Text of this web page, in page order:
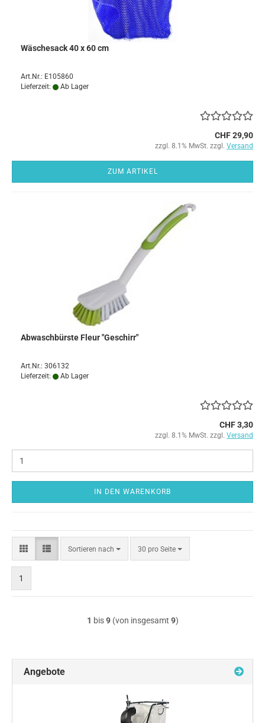
Wäschesack 40 x 60 cm
Art.Nr.: E105860
Lieferzeit:
Ab Lager
CHF 29,90
zzgl. 8.1% MwSt. zzgl. Versand
ZUM ARTIKEL
Abwaschbürste Fleur "Geschirr"
Art.Nr.: 306132
Lieferzeit:
Ab Lager
CHF 3,30
zzgl. 8.1% MwSt. zzgl. Versand
IN DEN WARENKORB
Sortieren nach
Sortieren
nach
30 pro Seite
pro Seite
1
1 bis9(von insgesamt 9)
Angebote